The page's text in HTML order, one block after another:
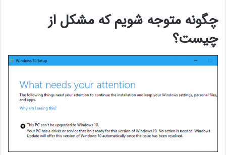
چگونه متوجه شویم که مشکل از
چیست؟